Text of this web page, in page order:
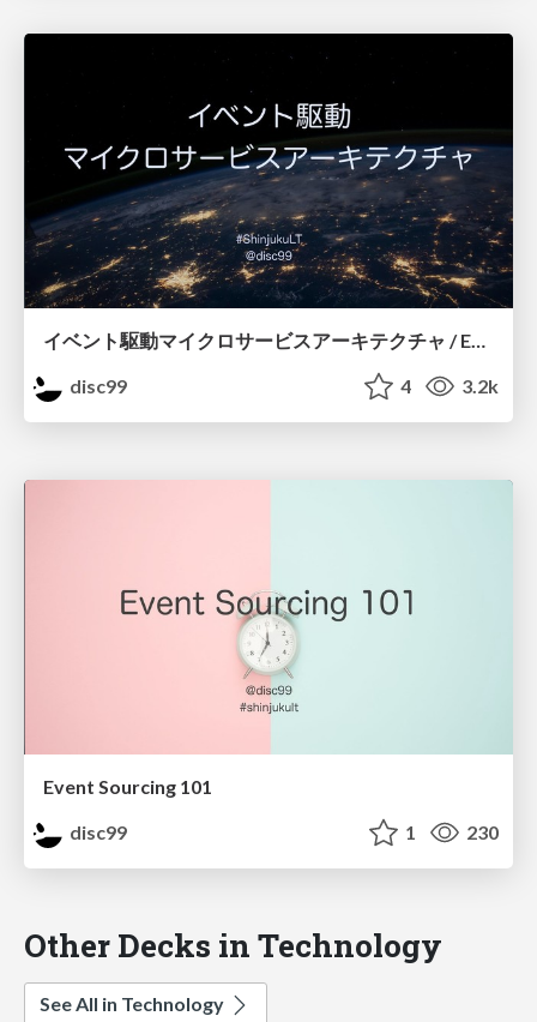
イベント駆動マイクロサービスアーキテクチャ / Event-Driven Microservices Architecture
disc99
4 3.2k
Event Sourcing 101
disc99
1 230
Other Decks in Technology
See All in Technology